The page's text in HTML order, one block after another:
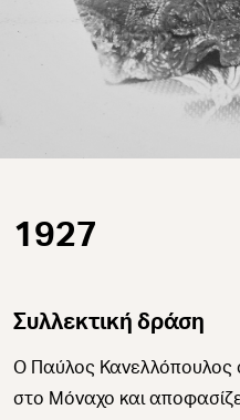
1927
Συλλεκτική δράση
Ο Παύλος Κανελλόπουλος
στο Μόναχο και